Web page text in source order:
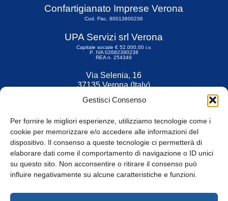
Gestisci Consenso
Per fornire le migliori esperienze, utilizziamo tecnologie come i
cookie per memorizzare e/o accedere alle informazioni del
dispositivo. Il consenso a queste tecnologie ci permetterà di
elaborare dati come il comportamento di navigazione o ID unici
su questo sito. Non acconsentire o ritirare il consenso può
influire negativamente su alcune caratteristiche e funzioni.
Confartigianato Imprese Verona
Cod. Fisc. 80013600236
UPA Servizi srl Verona
Capitale sociale € 52.000,00 i.v.
P. IVA 02682390238
REA n. 254349
Via Selenia, 16
37135 Verona (Italy)
Fax 045 9211599
© Tutti i diritti riservati